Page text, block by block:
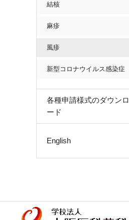
結核
麻疹
風疹
新型コロナウイルス感染症
各種申請様式のダウンロ
ード
English